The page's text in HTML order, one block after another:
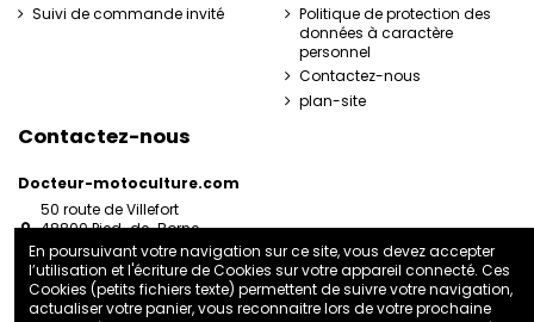
Suivi de commande invité
Politique de protection des
données à caractère
personnel
Contactez-nous
plan-site
Contactez-nous
Docteur-motoculture.com
50 route de Villefort
48800 Pied-de-Borne
France
06 35 41 62 07
docteurmotoculture2@gmail.com
En poursuivant votre navigation sur ce site, vous devez accepter
l’utilisation et l'écriture de Cookies sur votre appareil connecté. Ces
Cookies (petits fichiers texte) permettent de suivre votre navigation,
actualiser votre panier, vous reconnaitre lors de votre prochaine